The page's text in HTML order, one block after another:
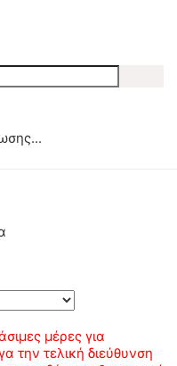
μέρες για
την τελική διεύθυνση